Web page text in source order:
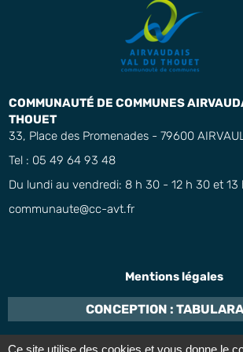
COMMUNAUTÉ DE COMMUNES
THOUET
33, Place des Promenades - 79600
Tel : 05 49 64 93 48
Du lundi au vendredi: 8 h 30 - 12 h 30 et 13
communaute@cc-avt.fr
Mentions légales
CONCEPTION :
Ce site utilise des cookies et vous donne le